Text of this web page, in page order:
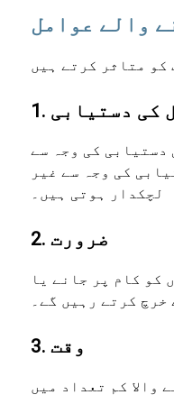
والے عوامل
کی دستیابی
دستیابی کی وجہ سے
کی وجہ سے غیر
لچکدار ہوتی ہیں۔
2. ضرورت
کو کام پر جانے یا
کرتے رہیں گے۔
3. وقت
تو سگریٹ نوشی کرنے والا کم تعداد میں